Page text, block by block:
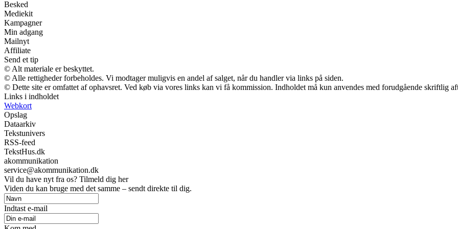
Besked
Mediekit
Kampagner
Min adgang
Mailnyt
Affiliate
Send et tip
© Alt materiale er beskyttet.
© Alle rettigheder forbeholdes. Vi modtager muligvis en andel af salget, når du handler via links på siden.
© Dette site er omfattet af ophavsret. Ved køb via vores links kan vi få kommission. Indholdet må kun anvendes med forudgående skriftlig
Links i indholdet
Webkort
Opslag
Dataarkiv
Tekstunivers
RSS-feed
TekstHus.dk
akommunikation
service@akommunikation.dk
Vil du have nyt fra os? Tilmeld dig her
Viden du kan bruge med det samme – sendt direkte til dig.
Indtast e-mail